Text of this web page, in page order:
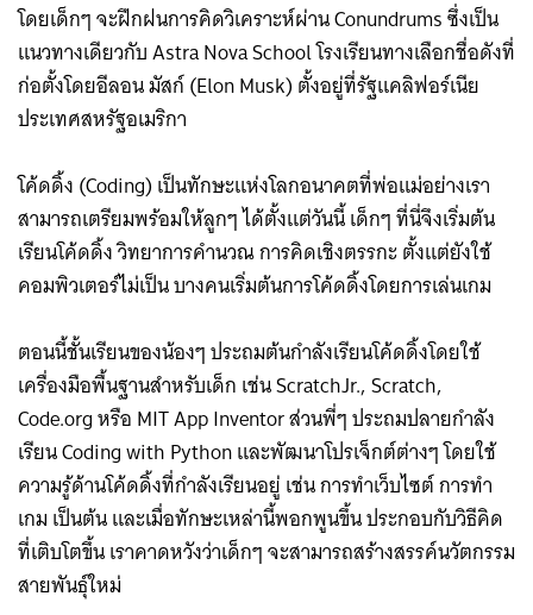
โดยเด็กๆ จะฝึกฝนการคิดวิเคราะห์ผ่าน Conundrums ซึ่งเป็น
แนวทางเดียวกับ Astra Nova School โรงเรียนทางเลือกชื่อดังที่
ก่อตั้งโดยอีลอน มัสก์ (Elon Musk) ตั้งอยู่ที่รัฐแคลิฟอร์เนีย
ประเทศสหรัฐอเมริกา
โค้ดดิ้ง (Coding) เป็นทักษะแห่งโลกอนาคตที่พ่อแม่อย่างเรา
สามารถเตรียมพร้อมให้ลูกๆ ได้ตั้งแต่วันนี้ เด็กๆ ที่นี่จึงเริ่มต้น
เรียนโค้ดดิ้ง วิทยาการคำนวณ การคิดเชิงตรรกะ ตั้งแต่ยังใช้
คอมพิวเตอร์ไม่เป็น บางคนเริ่มต้นการโค้ดดิ้งโดยการเล่นเกม
ตอนนี้ชั้นเรียนของน้องๆ ประถมต้นกำลังเรียนโค้ดดิ้งโดยใช้
เครื่องมือพื้นฐานสำหรับเด็ก เช่น ScratchJr., Scratch,
Code.org หรือ MIT App Inventor ส่วนพี่ๆ ประถมปลายกำลัง
เรียน Coding with Python และพัฒนาโปรเจ็กต์ต่างๆ โดยใช้
ความรู้ด้านโค้ดดิ้งที่กำลังเรียนอยู่ เช่น การทำเว็บไซต์ การทำ
เกม เป็นต้น และเมื่อทักษะเหล่านี้พอกพูนขึ้น ประกอบกับวิธีคิด
ที่เติบโตขึ้น เราคาดหวังว่าเด็กๆ จะสามารถสร้างสรรค์นวัตกรรม
สายพันธุ์ใหม่